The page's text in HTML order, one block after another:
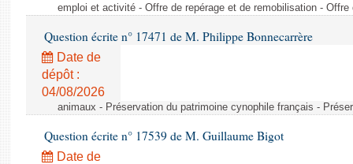
emploi et activité - Offre de repérage et de remobilisation -
Question écrite n° 17471 de M. Philippe Bonnecarrère
Date de
dépôt :
04/08/2026
animaux - Préservation du patrimoine cynophile français -
Question écrite n° 17539 de M. Guillaume Bigot
Date de